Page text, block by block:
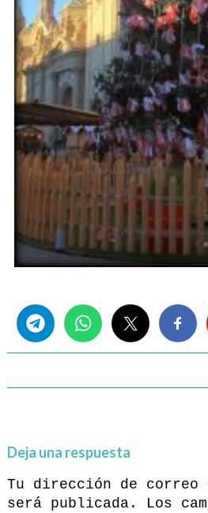
Deja una respuesta
Tu dirección de correo
será publicada.
Los